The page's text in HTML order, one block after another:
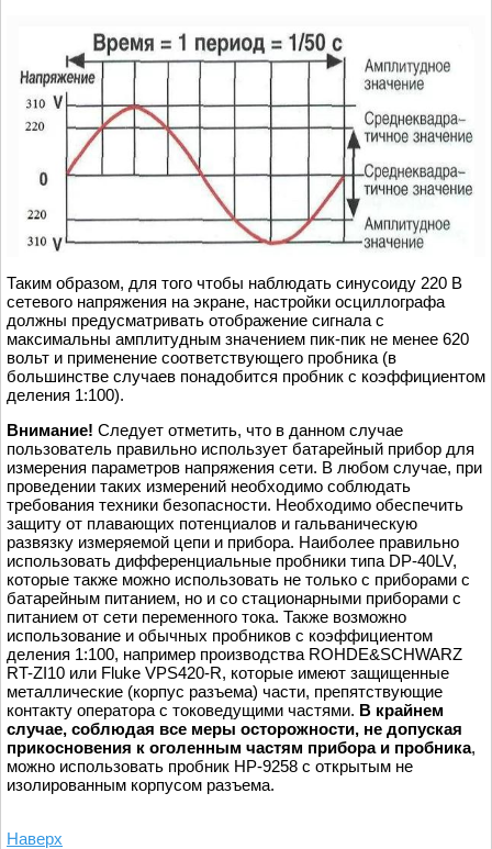
Таким образом, для того чтобы наблюдать синусоиду 220 В
сетевого напряжения на экране, настройки осциллографа
должны предусматривать отображение сигнала с
максимальны амплитудным значением пик-пик не менее 620
вольт и применение соответствующего пробника (в
большинстве случаев понадобится пробник с коэффициентом
деления 1:100).
Внимание! Следует отметить, что в данном случае
пользователь правильно использует батарейный прибор для
измерения параметров напряжения сети. В любом случае, при
проведении таких измерений необходимо соблюдать
требования техники безопасности. Необходимо обеспечить
защиту от плавающих потенциалов и гальваническую
развязку измеряемой цепи и прибора. Наиболее правильно
использовать дифференциальные пробники типа DP-40LV,
которые также можно использовать не только с приборами с
батарейным питанием, но и со стационарными приборами с
питанием от сети переменного тока. Также возможно
использование и обычных пробников с коэффициентом
деления 1:100, например производства ROHDE&SCHWARZ
RT-ZI10 или Fluke VPS420-R, которые имеют защищенные
металлические (корпус разъема) части, препятствующие
контакту оператора с токоведущими частями. В крайнем
случае, соблюдая все меры осторожности, не допуская
прикосновения к оголенным частям прибора и пробника,
можно использовать пробник HP-9258 с открытым не
изолированным корпусом разъема.
Наверх